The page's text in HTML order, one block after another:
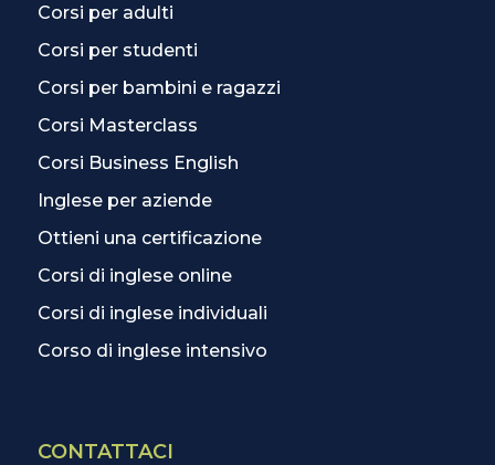
Corsi per adulti
Corsi per studenti
Corsi per bambini e ragazzi
Corsi Masterclass
Corsi Business English
Inglese per aziende
Ottieni una certificazione
Corsi di inglese online
Corsi di inglese individuali
Corso di inglese intensivo
CONTATTACI